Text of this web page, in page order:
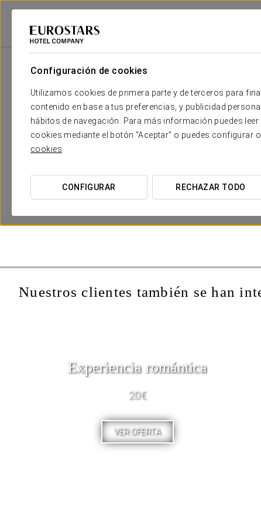
Configuración de cookies
Utilizamos cookies de primera parte y de terceros para
contenido en base a tus preferencias, y publicidad
hábitos de navegación. Para más información puedes
cookies mediante el botón “Aceptar” o puedes configurar
cookies
CONFIGURAR RECHAZAR TODO
Eurostars Hotel Company
Nuestros clientes también se han
Experiencia romántica
20€
VER OFERTA